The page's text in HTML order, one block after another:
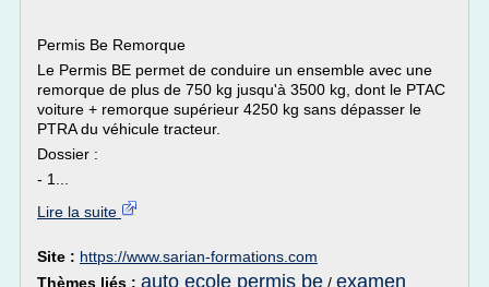
Permis Be Remorque
Le Permis BE permet de conduire un ensemble avec une
remorque de plus de 750 kg jusqu'à 3500 kg, dont le PTAC
voiture + remorque supérieur 4250 kg sans dépasser le
PTRA du véhicule tracteur.
Dossier :
- 1...
Lire la suite
Site : https://www.sarian-formations.com
Thèmes liés : auto ecole permis be / examen